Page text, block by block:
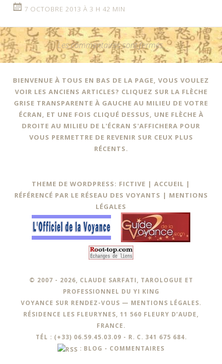
7 OCTOBRE 2013 À 3 H 42 MIN
Les commentaires sont fermés.
BIENVENUE À TOUS EN BAS DE LA PAGE, VOUS VOULEZ
VOIR LES ANCIENS ARTICLES? CLIQUEZ SUR LA FLÈCHE
GRISE TRANSPARENTE À GAUCHE AU MILIEU DE VOTRE
ÉCRAN, ET UNE FOIS CLIQUÉ DESSUS, UNE FLÈCHE À
DROITE AU MILIEU DE L'ÉCRAN S'AFFICHERA POUR
VOUS PERMETTRE DE REVENIR SUR CEUX PLUS
RÉCENTS.
THEME DE WORDPRESS: FICTIVE | ACCUEIL |
RÉFÉRENCÉ PAR LE RÉSEAU DES VOYANTS | MENTIONS
LÉGALES
© 2007 - 2026, CLAUDE SARFATI, TAROLOGUE ET
PROFESSIONNEL DU YI KING
VOYANCE SUR RENDEZ-VOUS — MENTIONS LÉGALES.
RÉSIDENCE LES FLEURYNES, 11 560 FLEURY D’AUDE,
FRANCE.
TÉL : (+33) 06.59.45.03.09 - R. C. 341 675 684.
: BLOG - COMMENTAIRES